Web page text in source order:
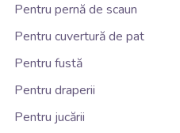
Pentru pernă de scaun
Pentru cuvertură de pat
Pentru fustă
Pentru draperii
Pentru jucării